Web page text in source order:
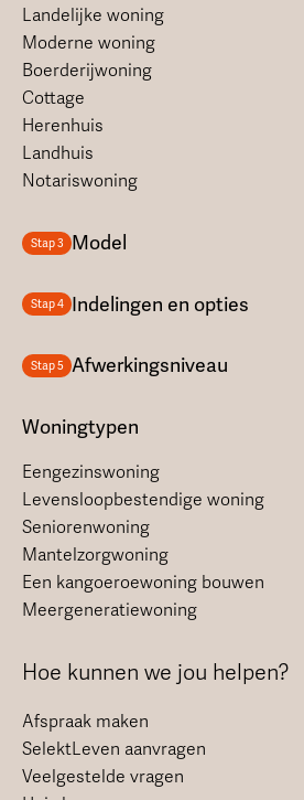
Landelijke woning
Moderne woning
Boerderijwoning
Cottage
Herenhuis
Landhuis
Notariswoning
Stap 3 Model
Stap 4 Indelingen en opties
Stap 5 Afwerkingsniveau
Woningtypen
Eengezinswoning
Levensloopbestendige woning
Seniorenwoning
Mantelzorgwoning
Een kangoeroewoning bouwen
Meergeneratiewoning
Hoe kunnen we jou helpen?
Afspraak maken
SelektLeven aanvragen
Veelgestelde vragen